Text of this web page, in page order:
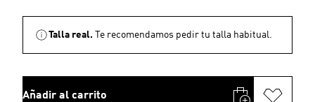
Talla real. Te recomendamos pedir tu talla habitual.
Añadir al carrito